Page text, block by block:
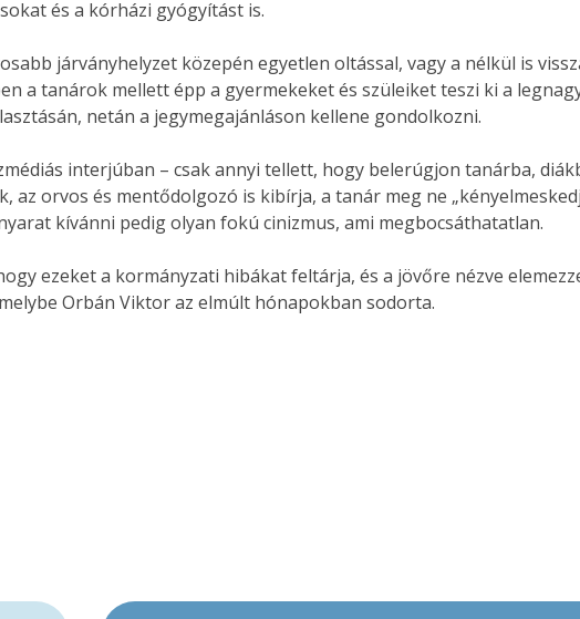
és a kórházi gyógyítást is.
járványhelyzet közepén egyetlen oltással, vagy a nélkül is
a tanárok mellett épp a gyermekeket és szüleiket teszi ki a
netán a jegymegajánláson kellene gondolkozni.
interjúban – csak annyi tellett, hogy belerúgjon tanárba,
orvos és mentődolgozó is kibírja, a tanár meg ne
kívánni pedig olyan fokú cinizmus, ami megbocsáthatatlan.
ezeket a kormányzati hibákat feltárja, és a jövőre nézve
Orbán Viktor az elmúlt hónapokban sodorta.